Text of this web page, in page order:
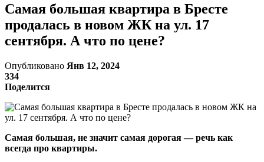
Самая большая квартира в Бресте
продалась в новом ЖК на ул. 17
сентября. А что по цене?
Опубликовано Янв 12, 2024
334
Поделится
Самая большая, не значит самая дорогая — речь как
всегда про квартиры.